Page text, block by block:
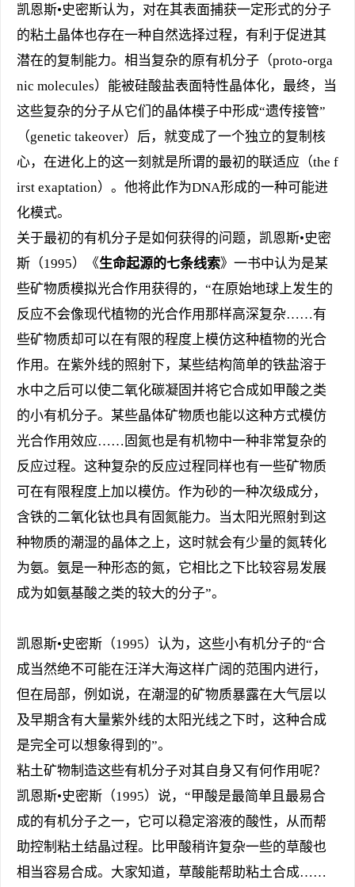
凯恩斯•史密斯认为，对在其表面捕获一定形式的分子
的粘土晶体也存在一种自然选择过程，有利于促进其
潜在的复制能力。相当复杂的原有机分子（proto-orga
nic molecules）能被硅酸盐表面特性晶体化，最终，当
这些复杂的分子从它们的晶体模子中形成“遗传接管”
（genetic takeover）后，就变成了一个独立的复制核
心，在进化上的这一刻就是所谓的最初的联适应（the f
irst exaptation）。他将此作为DNA形成的一种可能进
化模式。
关于最初的有机分子是如何获得的问题，凯恩斯•史密
斯（1995）《生命起源的七条线索》一书中认为是某
些矿物质模拟光合作用获得的，“在原始地球上发生的
反应不会像现代植物的光合作用那样高深复杂……有
些矿物质却可以在有限的程度上模仿这种植物的光合
作用。在紫外线的照射下，某些结构简单的铁盐溶于
水中之后可以使二氧化碳凝固并将它合成如甲酸之类
的小有机分子。某些晶体矿物质也能以这种方式模仿
光合作用效应……固氮也是有机物中一种非常复杂的
反应过程。这种复杂的反应过程同样也有一些矿物质
可在有限程度上加以模仿。作为砂的一种次级成分，
含铁的二氧化钛也具有固氮能力。当太阳光照射到这
种物质的潮湿的晶体之上，这时就会有少量的氮转化
为氨。氨是一种形态的氮，它相比之下比较容易发展
成为如氨基酸之类的较大的分子”。
凯恩斯•史密斯（1995）认为，这些小有机分子的“合
成当然绝不可能在汪洋大海这样广阔的范围内进行，
但在局部，例如说，在潮湿的矿物质暴露在大气层以
及早期含有大量紫外线的太阳光线之下时，这种合成
是完全可以想象得到的”。
粘土矿物制造这些有机分子对其自身又有何作用呢？
凯恩斯•史密斯（1995）说，“甲酸是最简单且最易合
成的有机分子之一，它可以稳定溶液的酸性，从而帮
助控制粘土结晶过程。比甲酸稍许复杂一些的草酸也
相当容易合成。大家知道，草酸能帮助粘土合成……